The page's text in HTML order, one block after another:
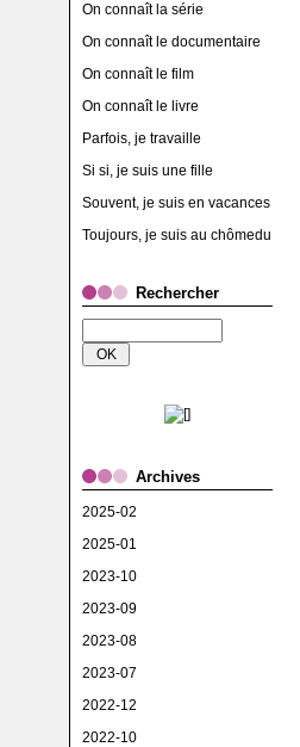
On connaît la série
On connaît le documentaire
On connaît le film
On connaît le livre
Parfois, je travaille
Si si, je suis une fille
Souvent, je suis en vacances
Toujours, je suis au chômedu
Rechercher
Archives
2025-02
2025-01
2023-10
2023-09
2023-08
2023-07
2022-12
2022-10